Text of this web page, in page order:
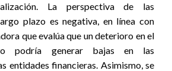
La perspectiva de las
plazo es negativa, en línea con
que evalúa que un deterioro en el
podría generar bajas en las
entidades financieras. Asimismo, se